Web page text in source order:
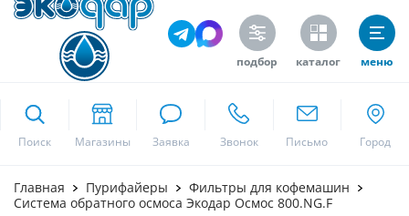
подбор каталог меню
Поиск
Москва
Главная Пурифайеры
Фильтры для кофемашин
Система обратного осмоса Экодар Осмос 800.NG.F